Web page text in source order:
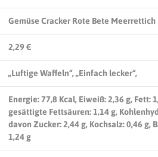
Gemüse Cracker Rote Bete Meerrettich
2,29 €
„Luftige Waffeln“, „Einfach lecker“,
Energie: 77,8 Kcal, Eiweiß:2,36 g, Fett:
gesättigte Fettsäuren:1,14 g,
davon Zucker:2,44 g, Kochsalz:0,46 g,
1,24 g